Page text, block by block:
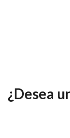
¿Desea